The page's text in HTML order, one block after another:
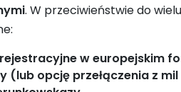
. W przeciwieństwie do
w europejskim
(lub opcję przełączenia z